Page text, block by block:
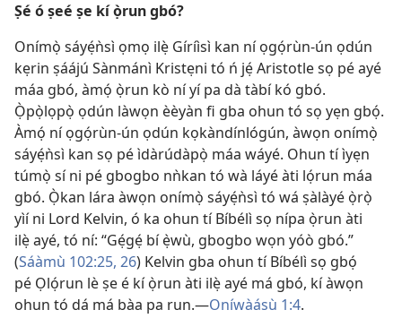
Ṣé ó ṣeé ṣe kí ọ̀run gbó?
Onímọ̀ sáyẹ́ǹsì ọmọ ilẹ̀ Gíríìsì kan ní ọgọ́rùn-ún ọdún
kẹrin ṣáájú Sànmánì Kristẹni tó ń jẹ́ Aristotle sọ pé ayé
máa gbó, àmọ́ ọ̀run kò ní yí pa dà tàbí kó gbó.
Ọ̀pọ̀lọpọ̀ ọdún làwọn èèyàn fi gba ohun tó sọ yẹn gbọ́.
Àmọ́ ní ọgọ́rùn-ún ọdún kọkàndínlógún, àwọn onímọ̀
sáyẹ́ǹsì kan sọ pé ìdàrúdàpọ̀ máa wáyé. Ohun tí ìyẹn
túmọ̀ sí ni pé gbogbo nǹkan tó wà láyé àti lọ́run máa
gbó. Ọ̀kan lára àwọn onímọ̀ sáyẹ́ǹsì tó wá ṣàlàyé ọ̀rọ̀
yìí ni Lord Kelvin, ó ka ohun tí Bíbélì sọ nípa ọ̀run àti
ilẹ̀ ayé, tó ní: “Gẹ́gẹ́ bí ẹ̀wù, gbogbo wọn yóò gbó.”
(Sáàmù 102:​25, 26) Kelvin gba ohun tí Bíbélì sọ gbọ́
pé Ọlọ́run lè ṣe é kí ọ̀run àti ilẹ̀ ayé má gbó, kí àwọn
ohun tó dá má bàa pa run.​—Oníwàásù 1:4.